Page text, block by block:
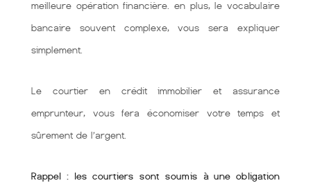
meilleure opération financière. en plus, le vocabulaire
bancaire souvent complexe, vous sera expliquer
simplement.
Le courtier en crédit immobilier et assurance
emprunteur, vous fera économiser votre temps et
sûrement de l’argent.
Rappel : les courtiers sont soumis à une obligation